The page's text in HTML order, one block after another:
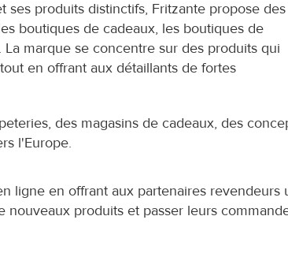
produits distinctifs, Fritzante propose des
boutiques de cadeaux, les boutiques de
marque se concentre sur des produits qui
en offrant aux détaillants de fortes
des magasins de cadeaux, des
l'Europe.
ligne en offrant aux partenaires revendeurs
produits et passer leurs